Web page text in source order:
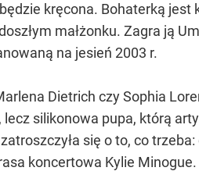
kręcona. Bohaterką jest
małżonku. Zagra ją
na jesień 2003 r.
Dietrich czy Sophia
lecz silikonowa pupa, którą
się o to, co
koncertowa Kylie